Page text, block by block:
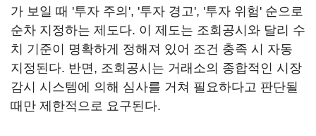
가 보일 때 '투자 주의', '투자 경고', '투자 위험' 순으로
순차 지정하는 제도다. 이 제도는 조회공시와 달리 수
치 기준이 명확하게 정해져 있어 조건 충족 시 자동
지정된다. 반면, 조회공시는 거래소의 종합적인 시장
감시 시스템에 의해 심사를 거쳐 필요하다고 판단될
때만 제한적으로 요구된다.